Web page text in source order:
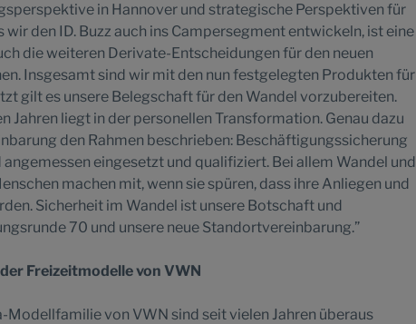
in Hannover und strategische Perspektiven für
den ID. Buzz auch ins Campersegment entwickeln, ist eine
die weiteren Derivate-Entscheidungen für den neuen
Insgesamt sind wir mit den nun festgelegten Produkten für
gilt es unsere Belegschaft für den Wandel vorzubereiten.
Jahren liegt in der personellen Transformation. Genau dazu
den Rahmen beschrieben: Beschäftigungssicherung
eingesetzt und qualifiziert. Bei allem Wandel und
machen mit, wenn sie spüren, dass ihre Anliegen und
Sicherheit im Wandel ist unsere Botschaft und
70 und unsere neue Standortvereinbarung.”
Freizeitmodelle von VWN
von VWN sind seit vielen Jahren überaus